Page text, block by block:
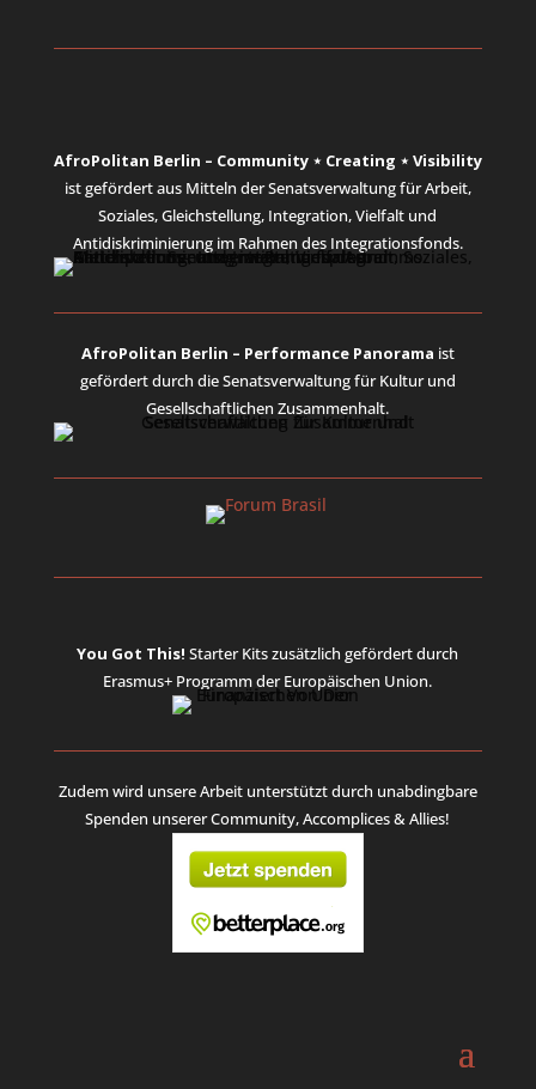
AfroPolitan Berlin – Community ⋆ Creating ⋆ Visibility
ist gefördert aus Mitteln der Senatsverwaltung für Arbeit,
Soziales, Gleichstellung, Integration, Vielfalt und
Antidiskriminierung im Rahmen des Integrationsfonds.
AfroPolitan Berlin – Performance Panorama ist
gefördert durch die Senatsverwaltung für Kultur und
Gesellschaftlichen Zusammenhalt.
You Got This! Starter Kitszusätzlich gefördert durch
Erasmus+ Programm der Europäischen Union.
Zudem wird unsere Arbeit unterstützt durch unabdingbare
Spenden unserer Community, Accomplices & Allies!